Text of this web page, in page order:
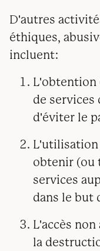
D'autres
éthiques,
incluent:
L'obtention
de services
d'éviter le
obtenir (ou
services
dans le but
L'accès
la